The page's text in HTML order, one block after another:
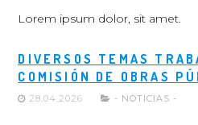
Lorem ipsum dolor, sit amet.
DIVERSOS TEMAS
COMISIÓN DE OBRAS
28.04.2026 - NOTICIAS -